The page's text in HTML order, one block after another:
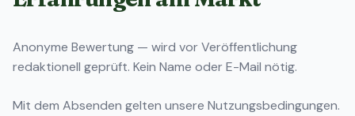
Anonyme Bewertung — wird vor Veröffentlichung
redaktionell geprüft. Kein Name oder E-Mail nötig.
Mit dem Absenden gelten unsere Nutzungsbedingungen.